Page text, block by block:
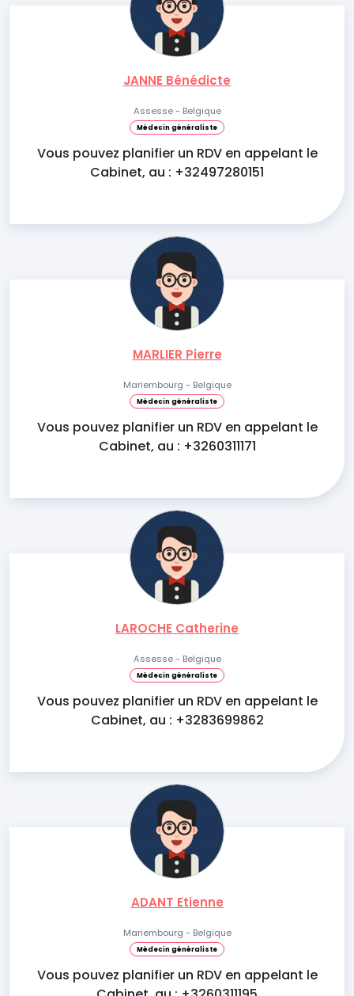
JANNE Bénédicte
Assesse - Belgique
Médecin généraliste
Vous pouvez planifier un RDV en appelant le
Cabinet, au : +32497280151
MARLIER Pierre
Mariembourg - Belgique
Médecin généraliste
Vous pouvez planifier un RDV en appelant le
Cabinet, au : +3260311171
LAROCHE Catherine
Assesse - Belgique
Médecin généraliste
Vous pouvez planifier un RDV en appelant le
Cabinet, au : +3283699862
ADANT Etienne
Mariembourg - Belgique
Médecin généraliste
Vous pouvez planifier un RDV en appelant le